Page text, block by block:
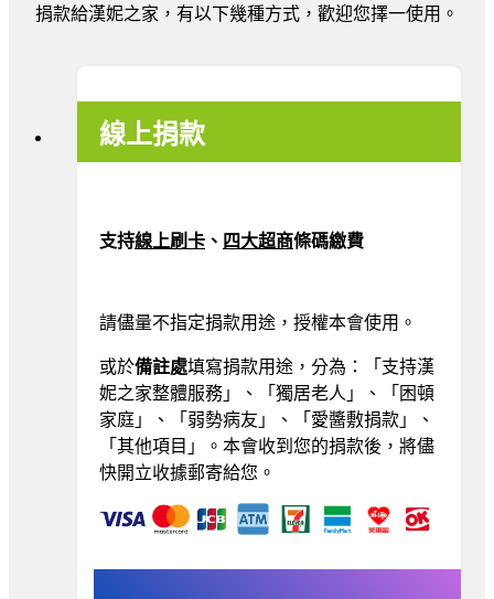
捐款給漢妮之家，有以下幾種方式，歡迎您擇一使用。
線上捐款
支持線上刷卡 、 四大超商條碼繳費
請儘量不指定捐款用途，授權本會使用。
或於備註處填寫捐款用途，分為：「支持漢
妮之家整體服務」、「獨居老人」、「困頓
家庭」、
「弱勢病友」、
「愛醬敷捐款」、
「其他項目」。本會收到您的捐款後，將儘
快開立收據郵寄給您。